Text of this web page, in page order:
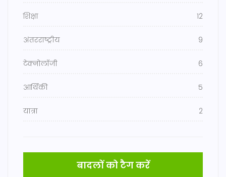
शिक्षा 12
अंतरराष्ट्रीय 9
टेक्नोलॉजी 6
आर्थिकी 5
यात्रा 2
बादलों को टैग करें